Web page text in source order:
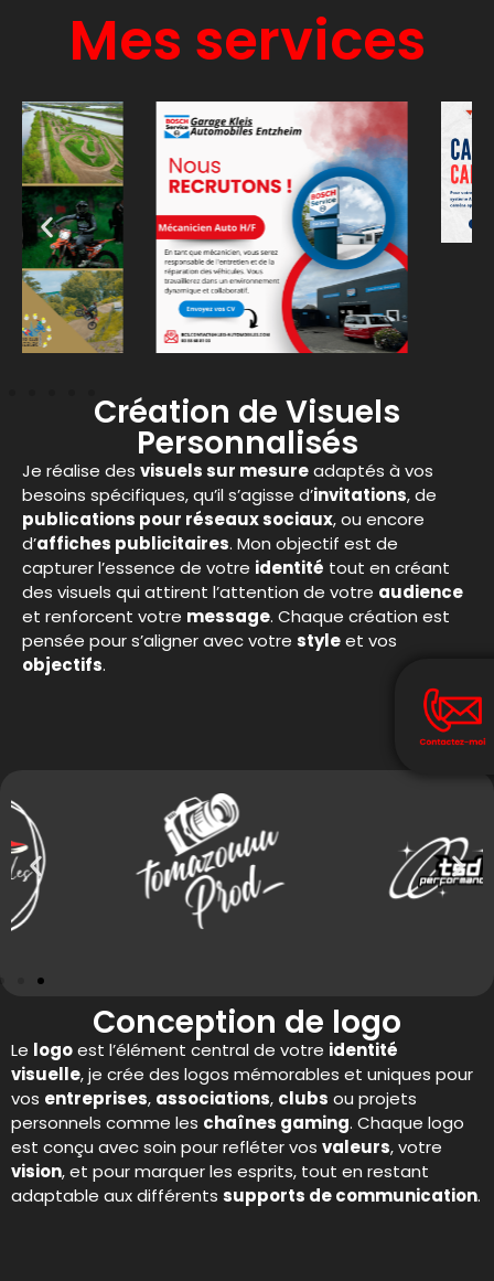
Mes services
Création de Visuels
Personnalisés
Je réalise des visuels sur mesureadaptés à vos
besoins spécifiques, qu’il s’agisse d’invitations, de
publications pour réseaux sociaux, ou encore
d’affiches publicitaires. Mon objectif est de
capturer l’essence de votre identité tout en créant
des visuels qui attirent l’attention de votre audience
et renforcent votre message. Chaque création est
pensée pour s’aligner avec votre styleet vos
objectifs.
Conception de logo
Le logoest l’élément central de votre identité
visuelle, je crée des logos mémorables et uniques pour
vos entreprises, associations, clubs ou projets
personnels comme les chaînes gaming. Chaque logo
est conçu avec soin pour refléter vos valeurs, votre
vision, et pour marquer les esprits, tout en restant
adaptable aux différents supports de communication.